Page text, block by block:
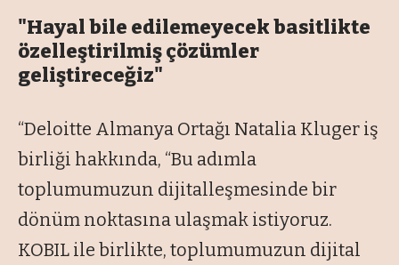
"Hayal bile edilemeyecek basitlikte
özelleştirilmiş çözümler
geliştireceğiz"
“Deloitte Almanya Ortağı Natalia Kluger iş
birliği hakkında, “Bu adımla
toplumumuzun dijitalleşmesinde bir
dönüm noktasına ulaşmak istiyoruz.
KOBIL ile birlikte, toplumumuzun dijital